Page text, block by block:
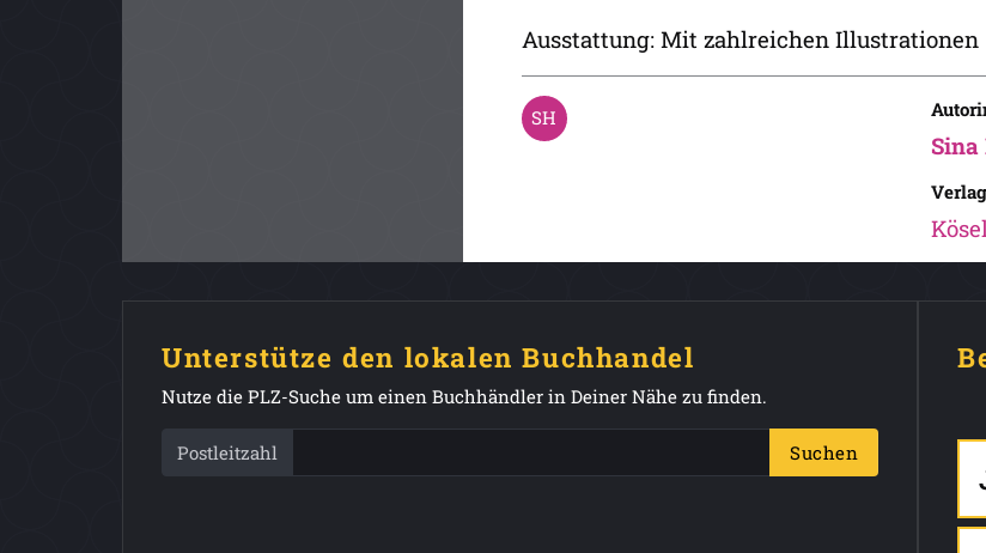
Ausstattung: Mit zahlreichen Illustrationen
Unterstütze den lokalen Buchhandel
Nutze die PLZ-Suche um einen Buchhändler in Deiner Nähe zu finden.
Postleitzahl Suchen